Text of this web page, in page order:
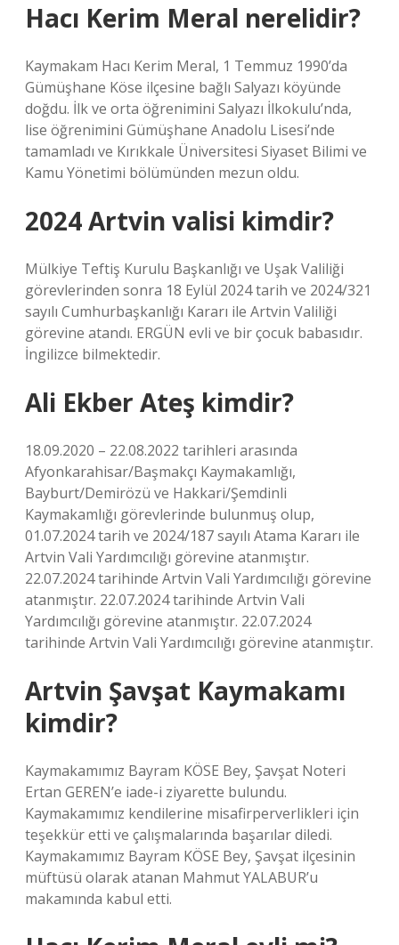
Hacı Kerim Meral nerelidir?
Kaymakam Hacı Kerim Meral, 1 Temmuz 1990’da
Gümüşhane Köse ilçesine bağlı Salyazı köyünde
doğdu. İlk ve orta öğrenimini Salyazı İlkokulu’nda,
lise öğrenimini Gümüşhane Anadolu Lisesi’nde
tamamladı ve Kırıkkale Üniversitesi Siyaset Bilimi ve
Kamu Yönetimi bölümünden mezun oldu.
2024 Artvin valisi kimdir?
Mülkiye Teftiş Kurulu Başkanlığı ve Uşak Valiliği
görevlerinden sonra 18 Eylül 2024 tarih ve 2024/321
sayılı Cumhurbaşkanlığı Kararı ile Artvin Valiliği
görevine atandı. ERGÜN evli ve bir çocuk babasıdır.
İngilizce bilmektedir.
Ali Ekber Ateş kimdir?
18.09.2020 – 22.08.2022 tarihleri ​​arasında
Afyonkarahisar/Başmakçı Kaymakamlığı,
Bayburt/Demirözü ve Hakkari/Şemdinli
Kaymakamlığı görevlerinde bulunmuş olup,
01.07.2024 tarih ve 2024/187 sayılı Atama Kararı ile
Artvin Vali Yardımcılığı görevine atanmıştır.
22.07.2024 tarihinde Artvin Vali Yardımcılığı görevine
atanmıştır. 22.07.2024 tarihinde Artvin Vali
Yardımcılığı görevine atanmıştır. 22.07.2024
tarihinde Artvin Vali Yardımcılığı görevine atanmıştır.
Artvin Şavşat Kaymakamı
kimdir?
Kaymakamımız Bayram KÖSE Bey, Şavşat Noteri
Ertan GEREN’e iade-i ziyarette bulundu.
Kaymakamımız kendilerine misafirperverlikleri için
teşekkür etti ve çalışmalarında başarılar diledi.
Kaymakamımız Bayram KÖSE Bey, Şavşat ilçesinin
müftüsü olarak atanan Mahmut YALABUR’u
makamında kabul etti.